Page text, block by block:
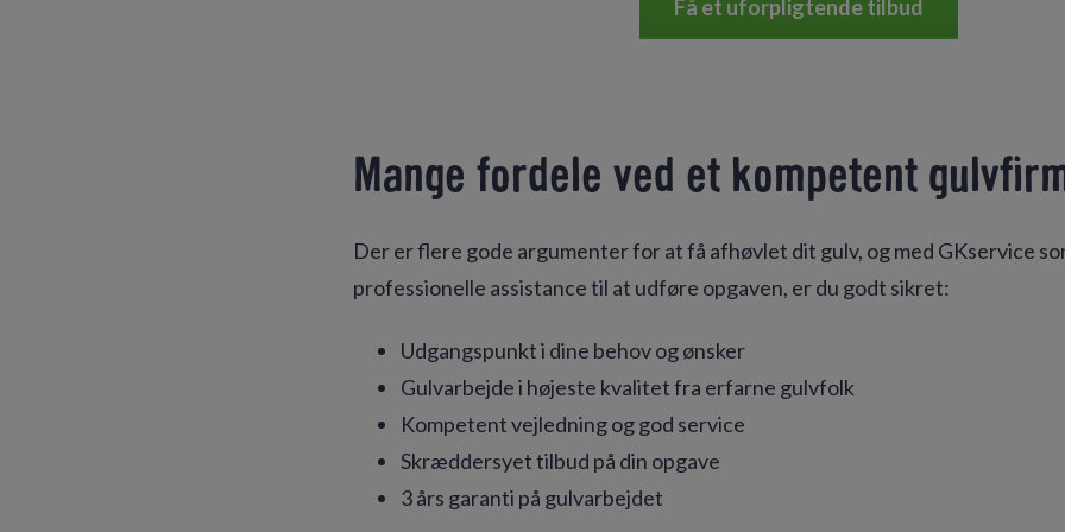
Få et uforpligtende tilbud
Mange fordele ved et kompetent
Der er flere gode argumenter for at få afhøvlet dit gulv, og med GKservice
professionelle assistance til at udføre opgaven, er du godt sikret:
Udgangspunkt i dine behov og ønsker
Gulvarbejde i højeste kvalitet fra erfarne gulvfolk
Kompetent vejledning og god service
Skræddersyet tilbud på din opgave
3 års garanti på gulvarbejdet